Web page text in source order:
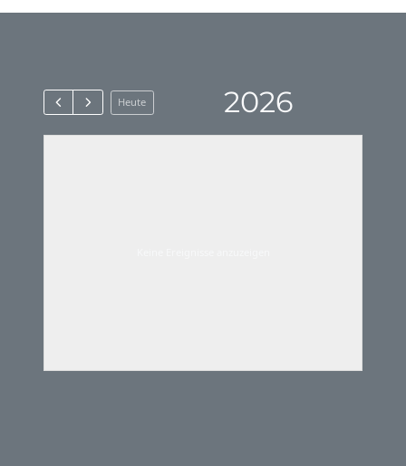
Heute 2026